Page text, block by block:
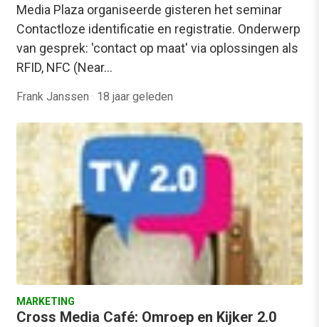
Media Plaza organiseerde gisteren het seminar
Contactloze identificatie en registratie. Onderwerp
van gesprek: 'contact op maat' via oplossingen als
RFID, NFC (Near…
Frank Janssen · 18 jaar geleden
MARKETING
Cross Media Café: Omroep en Kijker 2.0